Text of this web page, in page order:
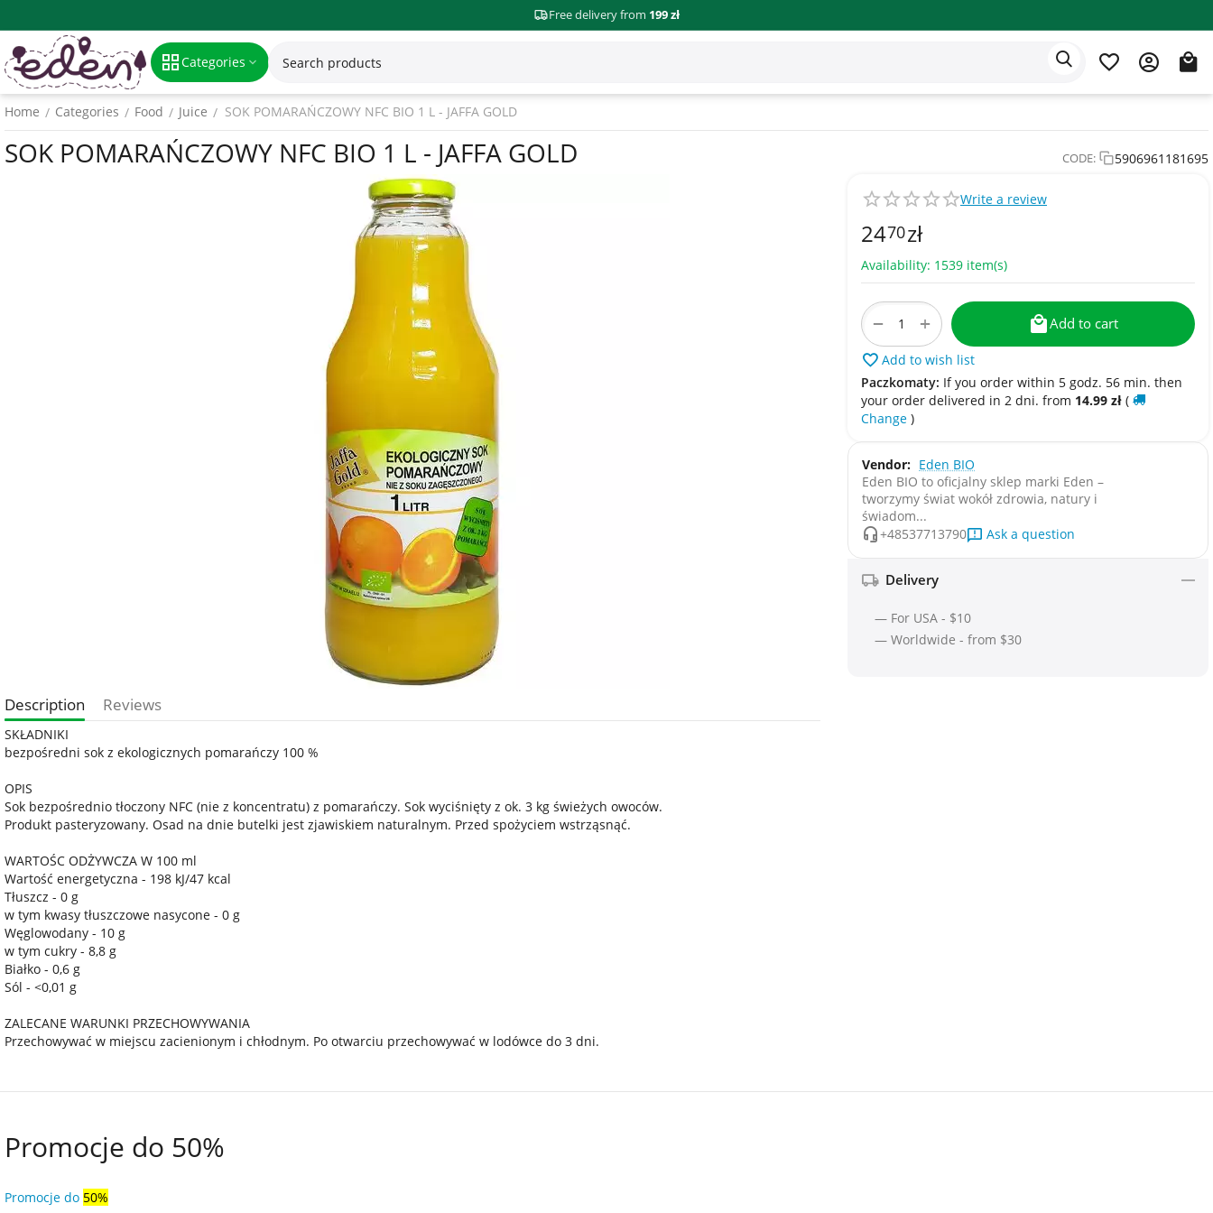
Free delivery from 199 zł
Categories
Home / Categories / Food / Juice / SOK POMARAŃCZOWY NFC BIO 1 L - JAFFA GOLD
SOK POMARAŃCZOWY NFC BIO 1 L - JAFFA GOLD CODE: 5906961181695
Write a review
2470zł
Availability: 1539 item(s)
+
− Add to cart
Add to wish list
Paczkomaty: If you order within 5 godz. 56 min. then
your order delivered in 2 dni. from 14.99 zł (
Change )
Vendor: Eden BIO
Eden BIO to oficjalny sklep marki Eden –
tworzymy świat wokół zdrowia, natury i
świadom...
+48537713790
Ask a question
Delivery
— For USA - $10
— Worldwide - from $30
Description Reviews
SKŁADNIKI
bezpośredni sok z ekologicznych pomarańczy 100 %
OPIS
Sok bezpośrednio tłoczony NFC (nie z koncentratu) z pomarańczy. Sok wyciśnięty z ok. 3 kg świeżych owoców.
Produkt pasteryzowany. Osad na dnie butelki jest zjawiskiem naturalnym. Przed spożyciem wstrząsnąć.
WARTOŚC ODŻYWCZA W 100 ml
Wartość energetyczna - 198 kJ/47 kcal
Tłuszcz - 0 g
w tym kwasy tłuszczowe nasycone - 0 g
Węglowodany - 10 g
w tym cukry - 8,8 g
Białko - 0,6 g
Sól - <0,01 g
ZALECANE WARUNKI PRZECHOWYWANIA
Przechowywać w miejscu zacienionym i chłodnym. Po otwarciu przechowywać w lodówce do 3 dni.
Promocje do 50%
Promocje do 50%